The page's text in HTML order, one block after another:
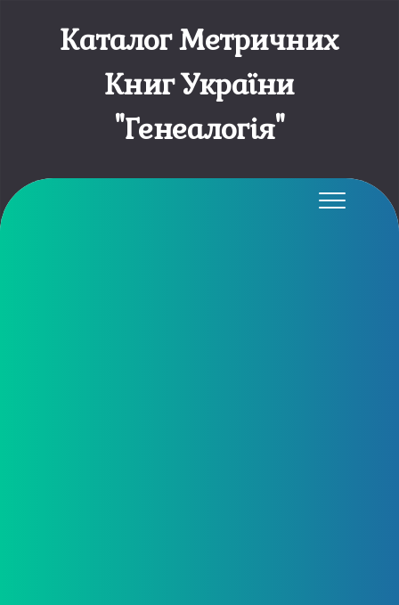
Каталог Метричних
Книг України
"Генеалогія"